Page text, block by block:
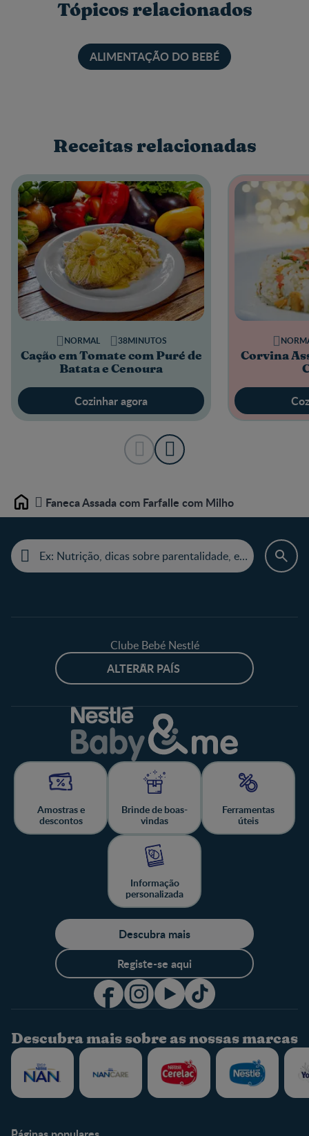
Tópicos relacionados
ALIMENTAÇÃO DO BEBÉ
Receitas relacionadas
Cação em Tomate com Puré de
Batata e Cenoura
NORMAL 38MINUTOS
Cozinhar agora
Corvina
Home Faneca Assada com Farfalle com Milho
Clube Bebé Nestlé
ALTERAR PAÍS
Amostras e
descontos
Brinde de boas-
vindas
Ferramentas
úteis
Informação
personalizada
Descubra mais
Registe-se aqui
Descubra mais sobre as nossas marcas